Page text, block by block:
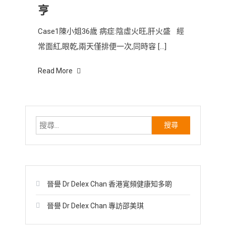
亨
Case1陳小姐36歲 病症:陰虛火旺,肝火盛 經
常面紅,眼乾,兩天僅排便一次,同時容 […]
Read More
尋
晉譽 Dr Delex Chan 香港寛頻健康知多啲
晉譽 Dr Delex Chan 專訪邵美琪